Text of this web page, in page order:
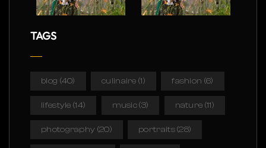
TAGS
blog (40) culinaire (1) fashion (6)
lifestyle (14) music(3) nature (11)
photography (20) portraits(28)